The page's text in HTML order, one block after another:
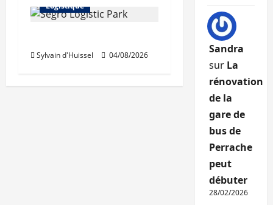
Logistique
Sylvain d'Huissel 04/08/2026
Sandra
sur La
rénovation
de la
gare de
bus de
Perrache
peut
débuter
28/02/2026